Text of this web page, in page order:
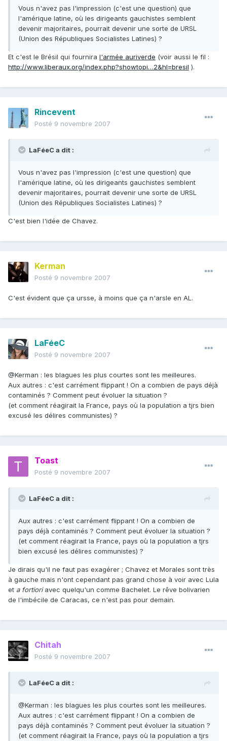
Vous n'avez pas l'impression (c'est une question) que
l'amérique latine, où les dirigeants gauchistes semblent
devenir majoritaires, pourrait devenir une sorte de URSL
(Union des Républiques Socialistes Latines) ?
Et c'est le Brésil qui fournira l'armée auriverde (voir aussi le fil :
http://www.liberaux.org/index.php?showtopi…2&hl=bresil ).
Rincevent
Posté 9 novembre 2007
LaFéeC a dit :
Vous n'avez pas l'impression (c'est une question) que
l'amérique latine, où les dirigeants gauchistes semblent
devenir majoritaires, pourrait devenir une sorte de URSL
(Union des Républiques Socialistes Latines) ?
C'est bien l'idée de Chavez.
Kerman
Posté 9 novembre 2007
C'est évident que ça ursse, à moins que ça n'arsle en AL.
LaFéeC
Posté 9 novembre 2007
@Kerman : les blagues les plus courtes sont les meilleures.
Aux autres : c'est carrément flippant ! On a combien de pays déjà
contaminés ? Comment peut évoluer la situation ?
(et comment réagirait la France, pays où la population a tjrs bien
excusé les délires communistes) ?
Toast
Posté 9 novembre 2007
LaFéeC a dit :
Aux autres : c'est carrément flippant ! On a combien de
pays déjà contaminés ? Comment peut évoluer la situation ?
(et comment réagirait la France, pays où la population a tjrs
bien excusé les délires communistes) ?
Je dirais qu'il ne faut pas exagérer ; Chavez et Morales sont très
à gauche mais n'ont cependant pas grand chose à voir avec Lula
et a fortioriavec quelqu'un comme Bachelet. Le rêve bolivarien
de l'imbécile de Caracas, ce n'est pas pour demain.
Chitah
Posté 9 novembre 2007
LaFéeC a dit :
@Kerman : les blagues les plus courtes sont les meilleures.
Aux autres : c'est carrément flippant ! On a combien de
pays déjà contaminés ? Comment peut évoluer la situation ?
(et comment réagirait la France, pays où la population a tjrs